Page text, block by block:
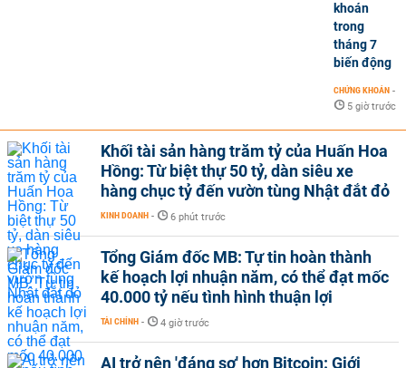
khoán
trong
tháng 7
biến động
CHỨNG KHOÁN -
5 giờ trước
Khối tài sản hàng trăm tỷ của Huấn Hoa
Hồng: Từ biệt thự 50 tỷ, dàn siêu xe
hàng chục tỷ đến vườn tùng Nhật đắt đỏ
KINH DOANH - 6 phút trước
Tổng Giám đốc MB: Tự tin hoàn thành
kế hoạch lợi nhuận năm, có thể đạt mốc
40.000 tỷ nếu tình hình thuận lợi
TÀI CHÍNH - 4 giờ trước
AI trở nên 'đáng sợ' hơn Bitcoin: Giới